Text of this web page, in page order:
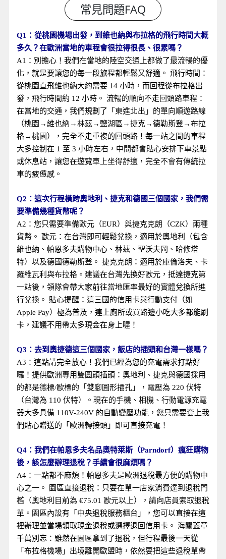
Q1：從桃園機場出發，到維也納與布拉格的飛行時間大概
多久？在歐洲當地的車程會很拉得很長、很累嗎？
A1：別擔心！我們在當地的陸空交通上都做了最流暢的優
化，就是要讓您的每一段旅程都輕鬆又舒適。 飛行時間：
從桃園直飛維也納大約需要 14 小時，而回程從布拉格出
發，飛行時間約 12 小時。 流暢的順向不走回頭路車程：
在當地的交通，我們規劃了「東進北出」的單向順遊路線
（桃園→維也納→林茲→鹽湖區→捷克→德勒斯登→布拉
格→桃園），完全不走重複的回頭路！每一站之間的車程
大多控制在 1 至 3 小時左右，中間都會貼心安排下車景點
或休息站，讓您在遊覽車上坐得舒適，完全不會有傳統拉
車的疲憊感。
Q2：這次行程橫跨奧地利、捷克和德國三個國家，我們需
要準備幾種貨幣呢？
A2：您只需要準備歐元（EUR）與捷克克朗（CZK）兩種
貨幣。 歐元：在台灣即可輕鬆兌換，適用於奧地利（包含
維也納、帕恩多夫購物中心、林茲、聖沃夫岡、哈修塔
特）以及德國德勒斯登。 捷克克朗：適用於庫倫洛夫、卡
羅維瓦利與布拉格。建議在台灣先換好歐元，抵達捷克第
一站後，領隊會帶大家前往當地匯率最好的實體兌換所進
行兌換。 貼心提醒：這三國的信用卡與行動支付（如
Apple Pay）極為普及，連上廁所或買路邊小吃大多都能刷
卡，建議不用帶太多現金在身上喔！
Q3：去到奧捷德這三個國家，飯店的插頭和台灣一樣嗎？
A3：這點請完全放心！我們已經為您的充電需求打點好
囉！提供歐洲專用雙圓頭插頭：奧地利、捷克與德國採用
的都是德標/歐標的「雙腳圓形插孔」，電壓為 220 伏特
（台灣為 110 伏特）。現在的手機、相機、行動電源充電
器大多具備 110V-240V 的自動變壓功能，您只需要套上我
們貼心贈送的「歐洲轉接頭」即可直接充電！
Q4：我們在帕恩多夫名品奧特萊斯（Parndorf）瘋狂購物
後，該怎麼辦理退稅？手續會很麻煩嗎？
A4：一點都不麻煩！帕恩多夫是歐洲退稅最方便的購物中
心之一。 園區直接退稅：只要在單一店家消費達到退稅門
檻（奧地利目前為 €75.01 歐元以上），請向店員索取退稅
單。園區內設有「中央退稅服務櫃台」，您可以直接在這
裡辦理並當場領取現金退稅或選擇退回信用卡。 海關蓋章
千萬別忘：雖然在園區拿到了退稅，但行程最後一天從
「布拉格機場」出境離開歐盟時，依然要把這些退稅單帶